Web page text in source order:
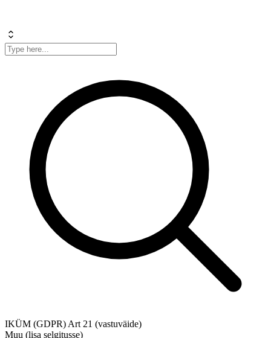
IKÜM (GDPR) Art 21 (vastuväide)
Muu (lisa selgitusse)